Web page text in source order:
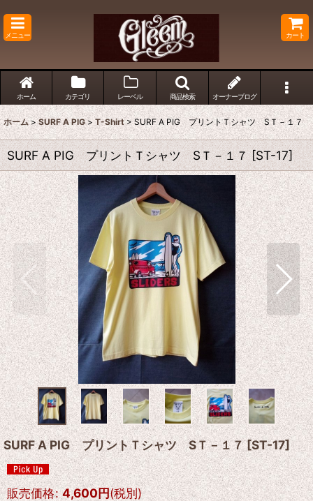
メニュー カート
ホーム カテゴリ レーベル 商品検索 オーナーブログ
ホーム > SURF A PIG > T-Shirt > SURF A PIG プリントＴシャツ SＴ－１７
SURF A PIG プリントＴシャツ SＴ－１７ [ST-17]
SURF A PIG プリントＴシャツ SＴ－１７[ST-17]
販売価格: 4,600円(税別)